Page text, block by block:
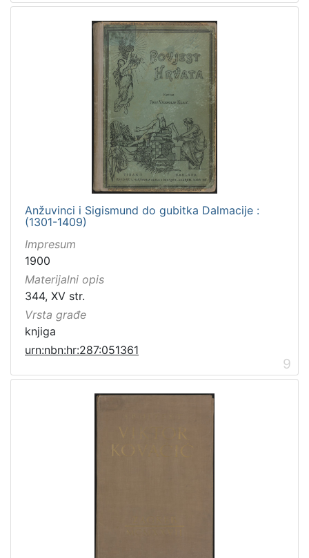
Anžuvinci i Sigismund do gubitka Dalmacije :
(1301-1409)
Impresum
1900
Materijalni opis
344, XV str.
Vrsta građe
knjiga
urn:nbn:hr:287:051361
9